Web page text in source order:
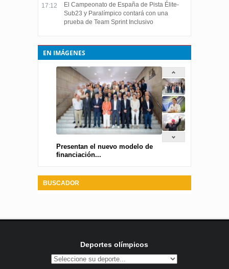
17:12
El Campeonato de España de Pista Élite-
Sub23 y Paralímpico contará con una
prueba de Team Sprint Inclusivo
EN IMÁGENES
Presentan el nuevo modelo de
financiación...
BUSCADOR
Deportes olímpicos